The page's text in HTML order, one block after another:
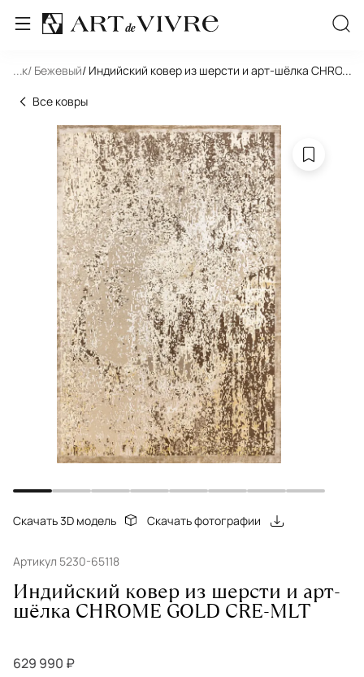
... / Бежевый/ Индийский ковер из шерсти и арт-шёлка CHROME
...
Все ковры
Скачать 3D модель Скачать фотографии
Артикул 5230-65118
Индийский ковер из шерсти и арт-
шёлка CHROME GOLD CRE-MLT
629 990 ₽